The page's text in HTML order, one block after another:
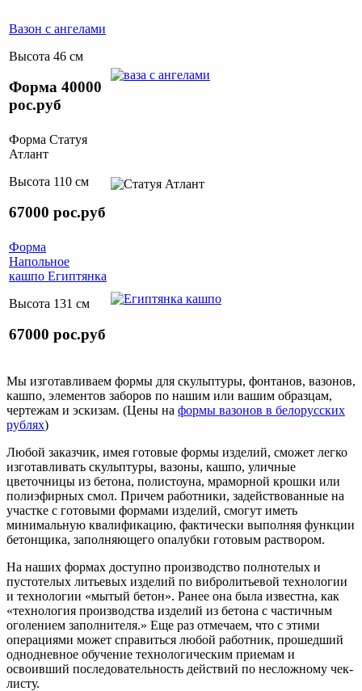
Вазон с ангелами
Высота 46 см
Форма 40000
рос.руб
Форма Статуя
Атлант
Высота 110 см
67000 рос.руб
Форма
Напольное
кашпо Египтянка
Высота 131 см
67000 рос.руб
Мы изготавливаем формы для скульптуры, фонтанов, вазонов,
кашпо, элементов заборов по нашим или вашим образцам,
чертежам и эскизам. (Цены на формы вазонов в белорусских
рублях)
Любой заказчик, имея готовые формы изделий, сможет легко
изготавливать скульптуры, вазоны, кашпо, уличные
цветочницы из бетона, полистоуна, мраморной крошки или
полиэфирных смол. Причем работники, задействованные на
участке с готовыми формами изделий, смогут иметь
минимальную квалификацию, фактически выполняя функции
бетонщика, заполняющего опалубки готовым раствором.
На наших формах доступно производство полнотелых и
пустотелых литьевых изделий по вибролитьевой технологии
и технологии «мытый бетон». Ранее она была известна, как
«технология производства изделий из бетона с частичным
оголением заполнителя.» Еще раз отмечаем, что с этими
операциями может справиться любой работник, прошедший
однодневное обучение технологическим приемам и
освоивший последовательность действий по несложному чек-
листу.